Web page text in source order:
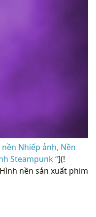
Nhiếp ảnh, Nền
Steampunk “](!
nền sản xuất phim